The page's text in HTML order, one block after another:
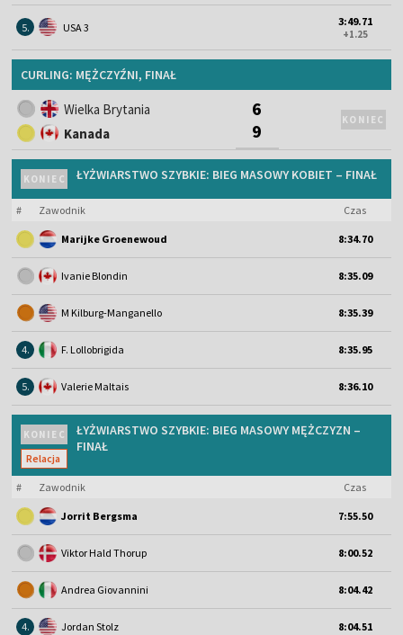
5. USA 3 3:49.71
+1.25
CURLING: MĘŻCZYŹNI, FINAŁ
Wielka Brytania
Kanada
6
9
KONIEC
KONIEC ŁYŻWIARSTWO SZYBKIE: BIEG MASOWY KOBIET – FINAŁ
# Zawodnik Czas
Marijke Groenewoud 8:34.70
Ivanie Blondin 8:35.09
M Kilburg-Manganello 8:35.39
4. F. Lollobrigida 8:35.95
5. Valerie Maltais 8:36.10
KONIEC
Relacja
ŁYŻWIARSTWO SZYBKIE: BIEG MASOWY MĘŻCZYZN –
FINAŁ
# Zawodnik Czas
Jorrit Bergsma 7:55.50
Viktor Hald Thorup 8:00.52
Andrea Giovannini 8:04.42
4. Jordan Stolz 8:04.51